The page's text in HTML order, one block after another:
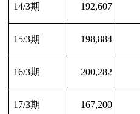
14/3期 192,607
15/3期 198,884
16/3期 200,282
17/3期 167,200